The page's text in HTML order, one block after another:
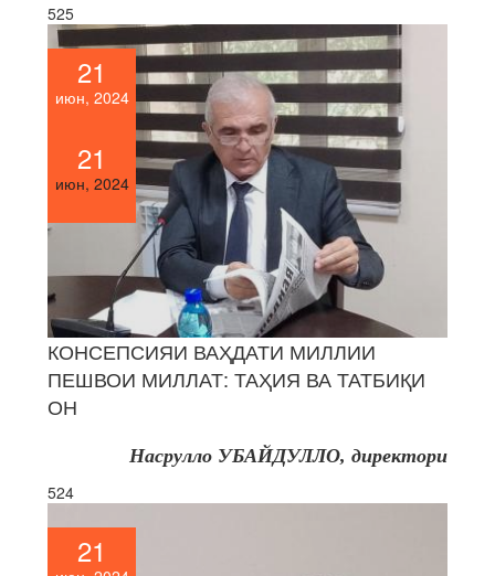
525
21
июн, 2024
21
июн, 2024
КОНСЕПСИЯИ ВАҲДАТИ МИЛЛИИ
ПЕШВОИ МИЛЛАТ: ТАҲИЯ ВА ТАТБИҚИ
ОН
Насрулло УБАЙДУЛЛО, директори
524
21